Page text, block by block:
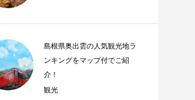
島根県奥出雲の人気観光地ラ
ンキングをマップ付でご紹
介！
観光